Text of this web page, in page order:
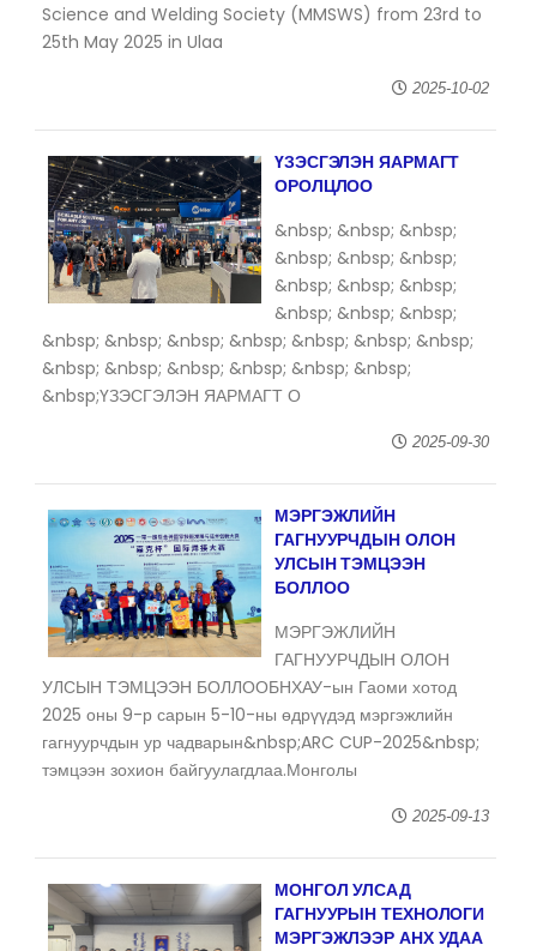
Science and Welding Society (MMSWS) from 23rd to
25th May 2025 in Ulaa
2025-10-02
ҮЗЭСГЭЛЭН ЯАРМАГТ
ОРОЛЦЛОО
&nbsp; &nbsp; &nbsp;
&nbsp; &nbsp; &nbsp;
&nbsp; &nbsp; &nbsp;
&nbsp; &nbsp; &nbsp;
&nbsp; &nbsp; &nbsp; &nbsp; &nbsp; &nbsp; &nbsp;
&nbsp; &nbsp; &nbsp; &nbsp; &nbsp; &nbsp;
&nbsp;ҮЗЭСГЭЛЭН ЯАРМАГТ О
2025-09-30
МЭРГЭЖЛИЙН
ГАГНУУРЧДЫН ОЛОН
УЛСЫН ТЭМЦЭЭН
БОЛЛОО
МЭРГЭЖЛИЙН
ГАГНУУРЧДЫН ОЛОН
УЛСЫН ТЭМЦЭЭН БОЛЛООБНХАУ-ын Гаоми хотод
2025 оны 9-р сарын 5-10-ны өдрүүдэд мэргэжлийн
гагнуурчдын ур чадварын&nbsp;ARC CUP-2025&nbsp;
тэмцээн зохион байгуулагдлаа.Монголы
2025-09-13
МОНГОЛ УЛСАД
ГАГНУУРЫН ТЕХНОЛОГИ
МЭРГЭЖЛЭЭР АНХ УДАА